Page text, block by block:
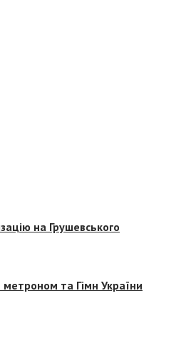
на Грушевського
та Гімн України